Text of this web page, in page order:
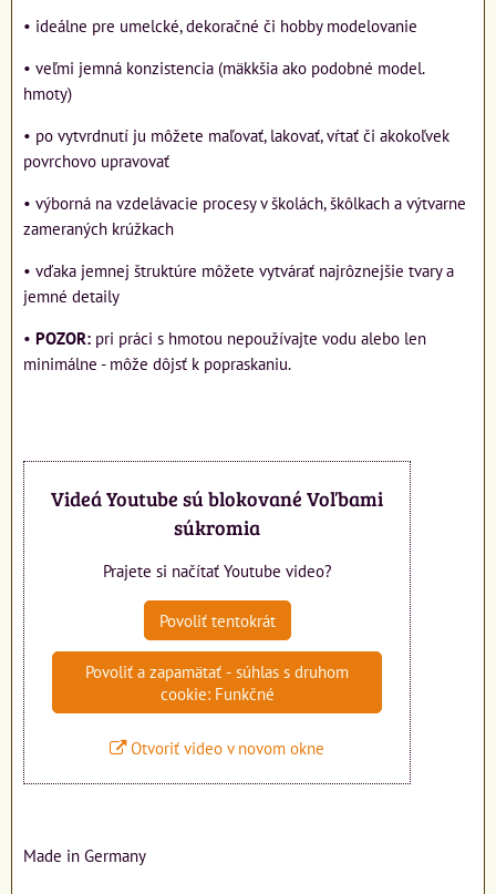
• ideálne pre umelcké, dekoračné či hobby modelovanie
• veľmi jemná konzistencia (mäkkšia ako podobné model.
hmoty)
• po vytvrdnutí ju môžete maľovať, lakovať, vŕtať či akokoľvek
povrchovo upravovať
• výborná na vzdelávacie procesy v školách, škôlkach a výtvarne
zameraných krúžkach
• vďaka jemnej štruktúre môžete vytvárať najrôznejšie tvary a
jemné detaily
• POZOR: pri práci s hmotou nepoužívajte vodu alebo len
minimálne - môže dôjsť k popraskaniu.
Videá Youtube sú blokované Voľbami
súkromia
Prajete si načítať Youtube video?
Povoliť tentokrát
Povoliť a zapamätať - súhlas s druhom
cookie: Funkčné
Otvoriť video v novom okne
Made in Germany